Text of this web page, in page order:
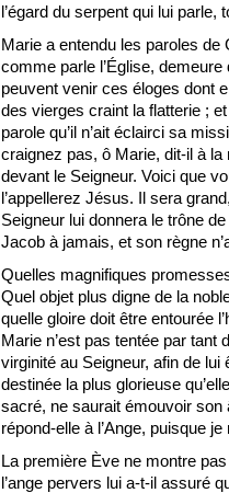
l’égard du serpent qui lui parle,
Marie a entendu les paroles
comme parle l’Église,
peuvent venir ces éloges dont
des vierges craint la flatterie ; et
parole qu’il n’ait éclairci sa
craignez pas, ô Marie, dit-il à
devant le Seigneur. Voici que
l’appellerez Jésus. Il sera
Seigneur lui donnera le trône
Jacob à jamais, et son règne
Quelles magnifiques
Quel objet plus digne de la
quelle gloire doit être entourée
Marie n’est pas tentée par tant
virginité au Seigneur, afin de lui
destinée la plus glorieuse
sacré, ne saurait émouvoir
répond-elle à l’Ange, puisque
La première Ève ne montre
l’ange pervers lui a-t-il assuré